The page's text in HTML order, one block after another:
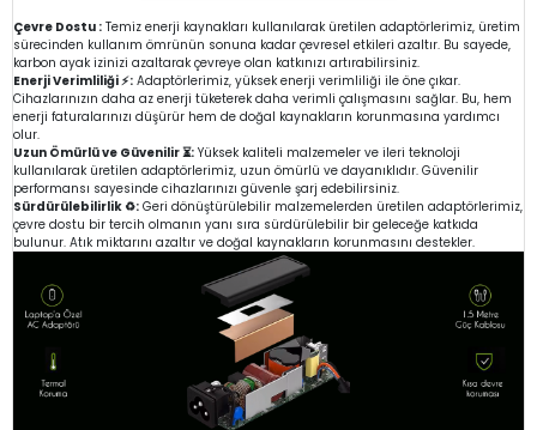
Çevre Dostu : Temiz enerji kaynakları kullanılarak üretilen adaptörlerimiz, üretim
sürecinden kullanım ömrünün sonuna kadar çevresel etkileri azaltır. Bu sayede,
karbon ayak izinizi azaltarak çevreye olan katkınızı artırabilirsiniz.
Enerji Verimliliği ⚡: Adaptörlerimiz, yüksek enerji verimliliği ile öne çıkar.
Cihazlarınızın daha az enerji tüketerek daha verimli çalışmasını sağlar. Bu, hem
enerji faturalarınızı düşürür hem de doğal kaynakların korunmasına yardımcı
olur.
Uzun Ömürlü ve Güvenilir ⏳: Yüksek kaliteli malzemeler ve ileri teknoloji
kullanılarak üretilen adaptörlerimiz, uzun ömürlü ve dayanıklıdır. Güvenilir
performansı sayesinde cihazlarınızı güvenle şarj edebilirsiniz.
Sürdürülebilirlik ♻️: Geri dönüştürülebilir malzemelerden üretilen adaptörlerimiz,
çevre dostu bir tercih olmanın yanı sıra sürdürülebilir bir geleceğe katkıda
bulunur. Atık miktarını azaltır ve doğal kaynakların korunmasını destekler.